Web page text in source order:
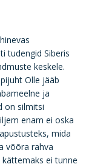
tudengid Siberis
keskele.
Olle jääb
ja
on silmitsi
enam ei oska
mida
võõra rahva
ei tunne